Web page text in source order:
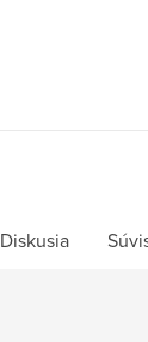
Diskusia